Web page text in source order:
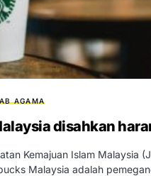
AGAMA
disahkan
Kemajuan Islam Malaysia
Malaysia adalah